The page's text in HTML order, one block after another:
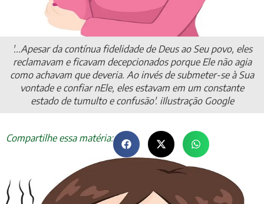
'...Apesar da contínua fidelidade de Deus ao Seu povo, eles
reclamavam e ficavam decepcionados porque Ele não agia
como achavam que deveria. Ao invés de submeter-se à Sua
vontade e confiar nEle, eles estavam em um constante
estado de tumulto e confusão'. iIlustração Google
Compartilhe essa matéria: